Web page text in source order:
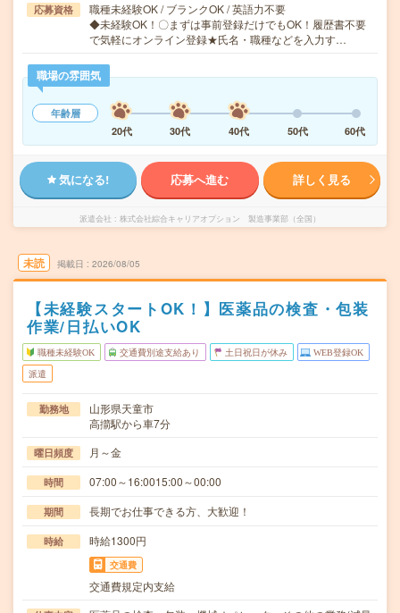
応募資格
職種未経験OK / ブランクOK / 英語力不要
◆未経験OK！〇まずは事前登録だけでもOK！履歴書不要
で気軽にオンライン登録★氏名・職種などを入力す…
職場の雰囲気
年齢層
20代
30代 40代 50代 60代
気になる! 応募へ進む 詳しく見る
派遣会社 株式会社綜合キャリアオプション 製造事業部（全国）
未読 掲載日 2026/08/05
【未経験スタートOK！】医薬品の検査・包装
作業/日払いOK
職種未経験OK 交通費別途支給あり 土日祝日が休み WEB登録OK
派遣
勤務地
山形県天童市
高擶駅から車7分
曜日頻度 月～金
時間 07:00～16:0015:00～00:00
期間 長期でお仕事できる方、大歓迎！
時給 時給1300円
交通費
交通費規定内支給